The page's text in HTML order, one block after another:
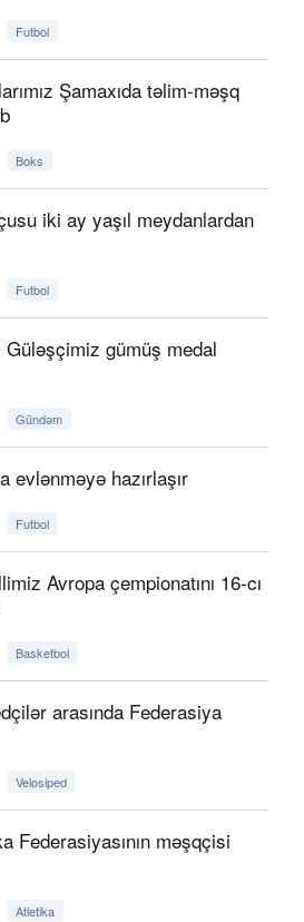
Futbol
Şamaxıda təlim-məşq
Boks
iki ay yaşıl meydanlardan
Futbol
Güləşçimiz gümüş medal
Gündəm
evlənməyə hazırlaşır
Futbol
Avropa çempionatını 16-cı
Basketbol
arasında Federasiya
Velosiped
Federasiyasının məşqçisi
Atletika